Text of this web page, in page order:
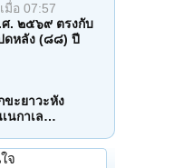
มื่อ 07:57
. ๒๕๖๙ ตรงกับ
ดหลัง (๘๘) ปี
ขะยาวะหัง
นกาเล…
จ